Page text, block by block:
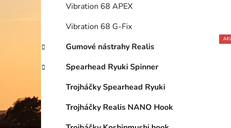
Vibration 68 APEX
Vibration 68 G-Fix
Gumové nástrahy Realis
Spearhead Ryuki Spinner
Trojháčky Spearhead Ryuki
Trojháčky Realis NANO Hook